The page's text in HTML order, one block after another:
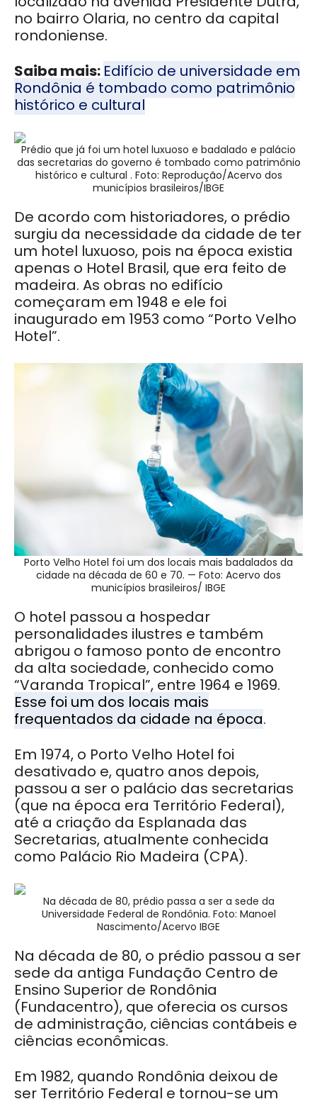
no bairro Olaria, no centro da capital
rondoniense.
Saiba mais: Edifício de universidade em
Rondônia é tombado como patrimônio
histórico e cultural
Prédio que já foi um hotel luxuoso e badalado e palácio
das secretarias do governo é tombado como patrimônio
histórico e cultural . Foto: Reprodução/Acervo dos
municípios brasileiros/IBGE
De acordo com historiadores, o prédio
surgiu da necessidade da cidade de ter
um hotel luxuoso, pois na época existia
apenas o Hotel Brasil, que era feito de
madeira. As obras no edifício
começaram em 1948 e ele foi
inaugurado em 1953 como “Porto Velho
Hotel”.
Porto Velho Hotel foi um dos locais mais badalados da
cidade na década de 60 e 70. — Foto: Acervo dos
municípios brasileiros/ IBGE
O hotel passou a hospedar
personalidades ilustres e também
abrigou o famoso ponto de encontro
da alta sociedade, conhecido como
“Varanda Tropical”, entre 1964 e 1969.
Esse foi um dos locais mais
frequentados da cidade na época.
Em 1974, o Porto Velho Hotel foi
desativado e, quatro anos depois,
passou a ser o palácio das secretarias
(que na época era Território Federal),
até a criação da Esplanada das
Secretarias, atualmente conhecida
como Palácio Rio Madeira (CPA).
Na década de 80, prédio passa a ser a sede da
Universidade Federal de Rondônia. Foto: Manoel
Nascimento/Acervo IBGE
Na década de 80, o prédio passou a ser
sede da antiga Fundação Centro de
Ensino Superior de Rondônia
(Fundacentro), que oferecia os cursos
de administração, ciências contábeis e
ciências econômicas.
Em 1982, quando Rondônia deixou de
ser Território Federal e tornou-se um